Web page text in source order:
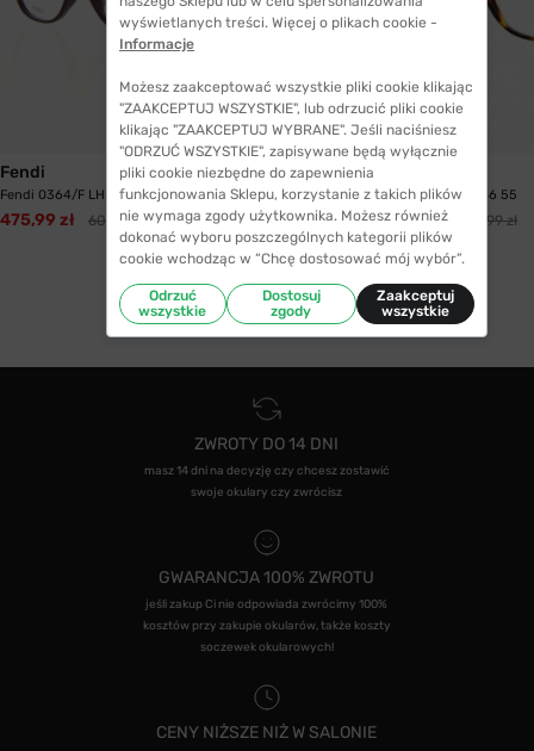
Fendi
Fendi 0364/F LHF 53
475,99 zł 608,99 zł
WYSYŁKA 24H
Max Mara 1400 086 55
487,99 zł 619,99 zł
ZWROTY DO 14 DNI
masz 14 dni na decyzję czy chcesz zostawić
swoje okulary czy zwrócisz
GWARANCJA 100% ZWROTU
jeśli zakup Ci nie odpowiada zwrócimy 100%
kosztów przy zakupie okularów, także koszty
soczewek okularowych!
CENY NIŻSZE NIŻ W SALONIE
wyświetlanych treści. Więcej o plikach cookie -
Informacje
Możesz zaakceptować wszystkie pliki cookie klikając
"ZAAKCEPTUJ WSZYSTKIE", lub odrzucić pliki cookie
klikając "ZAAKCEPTUJ WYBRANE". Jeśli naciśniesz
"ODRZUĆ WSZYSTKIE", zapisywane będą wyłącznie
pliki cookie niezbędne do zapewnienia
funkcjonowania Sklepu, korzystanie z takich plików
nie wymaga zgody użytkownika. Możesz również
dokonać wyboru poszczególnych kategorii plików
cookie wchodząc w “Chcę dostosować mój wybór”.
Odrzuć
wszystkie
Dostosuj
zgody
Zaakceptuj
wszystkie